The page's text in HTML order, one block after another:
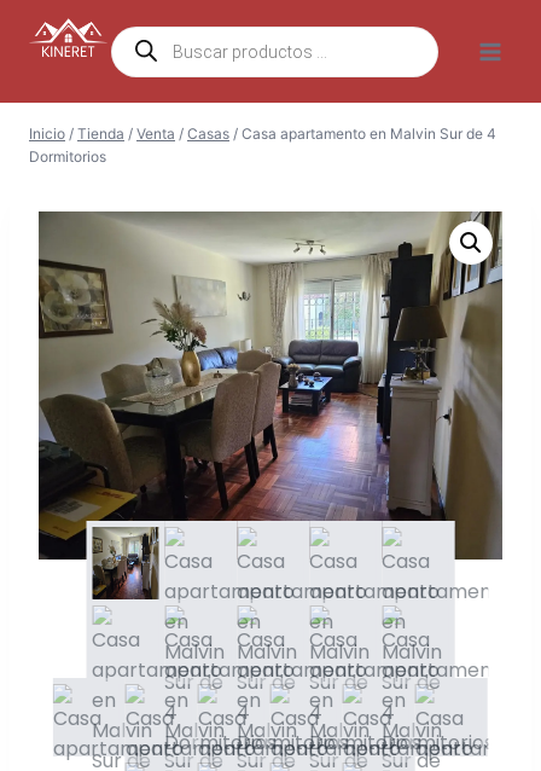
Búsqueda
de
productos
Inicio / Tienda / Venta / Casas / Casa apartamento en Malvin Sur de 4
Dormitorios